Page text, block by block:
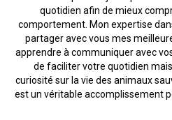
quotidien afin de mieux
comportement. Mon expertise
partager avec vous mes
apprendre à communiquer avec
de faciliter votre quotidien
curiosité sur la vie des animaux
est un véritable accomplissement